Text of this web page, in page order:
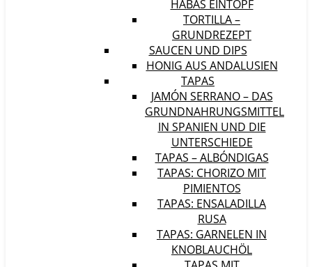
HABAS EINTOPF
TORTILLA –
GRUNDREZEPT
SAUCEN UND DIPS
HONIG AUS ANDALUSIEN
TAPAS
JAMÓN SERRANO – DAS
GRUNDNAHRUNGSMITTEL
IN SPANIEN UND DIE
UNTERSCHIEDE
TAPAS – ALBÓNDIGAS
TAPAS: CHORIZO MIT
PIMIENTOS
TAPAS: ENSALADILLA
RUSA
TAPAS: GARNELEN IN
KNOBLAUCHÖL